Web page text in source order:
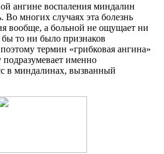
ангине воспаления миндалин
Во многих случаях эта болезнь
вообще, а больной не ощущает ни
то ни было признаков
термин «грибковая ангина»
подразумевает именно
в миндалинах, вызванный